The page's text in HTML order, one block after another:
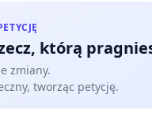
którą
zmiany.
tworząc petycję.